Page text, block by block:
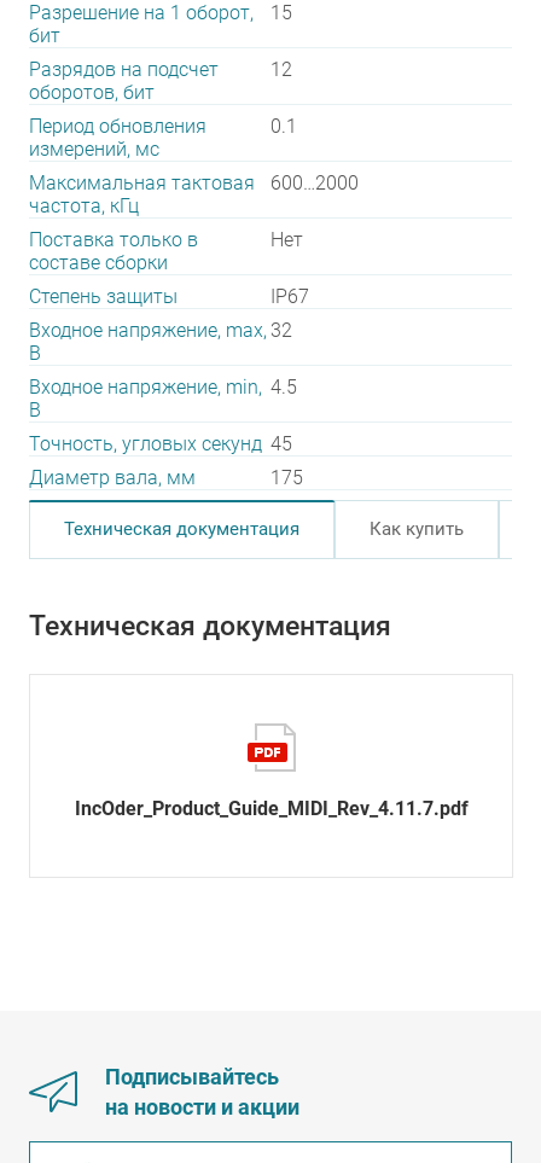
Разрешение на 1 оборот,
бит
15
Разрядов на подсчет
оборотов, бит
12
Период обновления
измерений, мс
0.1
Максимальная тактовая
частота, кГц
600…2000
Поставка только в
составе сборки
Нет
Степень защиты
IP67
Входное напряжение, max,
В
32
Входное напряжение, min,
В
4.5
Точность, угловых секунд 45
Диаметр вала, мм
175
Техническая документация Как купить
Техническая документация
IncOder_Product_Guide_MIDI_Rev_4.11.7.pdf
Подписывайтесь
на новости и акции